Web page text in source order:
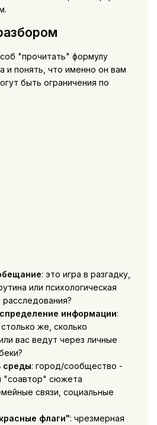
"прочитать" формулу
и понять, что именно он вам
быть ограничения по
: это игра в разгадку,
или психологическая
информации:
же, сколько
вас ведут через личные
среды: город/сообщество -
"соавтор" сюжета
связи, социальные
флаги": чрезмерная